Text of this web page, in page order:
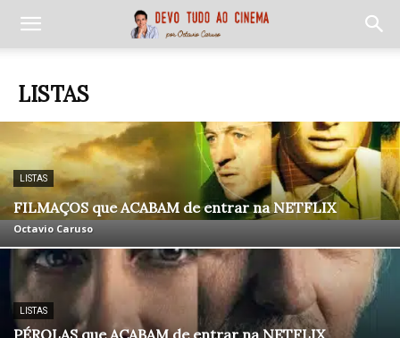
LISTAS
LISTAS
FILMAÇOS que ACABAM de entrar na NETFLIX
Octavio Caruso
LISTAS
PÉROLAS que ACABAM de entrar na NETFLIX